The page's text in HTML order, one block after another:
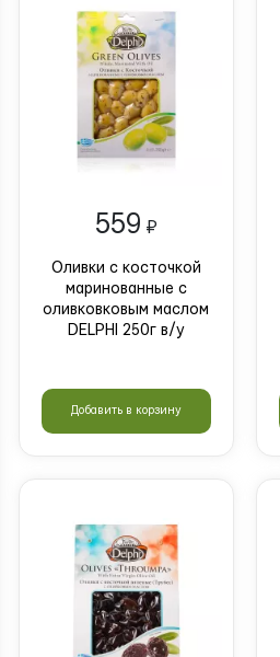
559 ₽
Оливки с косточкой
маринованные с
оливковковым маслом
DELPHI 250г в/у
Добавить в корзину